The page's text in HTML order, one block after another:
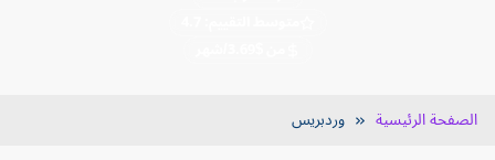
الصفحة الرئيسية وردبريس